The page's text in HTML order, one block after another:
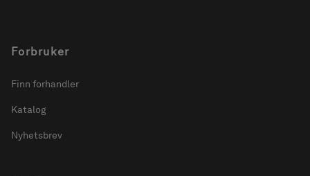
Forbruker
Finn forhandler
Katalog
Nyhetsbrev